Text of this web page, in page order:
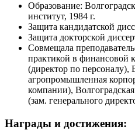
Образование:
институт, 1984 г.
Защита кандидатской
Защита докторской
Совмещала
практикой в финансовой
(директор по персоналу),
агропромышленная
компании),
(зам. генерального
Награды и достижения: